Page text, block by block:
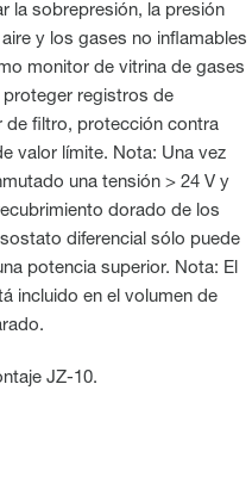
la sobrepresión, la presión
y los gases no inflamables
monitor de vitrina de gases
registros de
de filtro, protección contra
valor límite. Nota: Una vez
una tensión > 24 V y
dorado de los
diferencial sólo puede
potencia superior. Nota: El
incluido en el volumen de
JZ-10.